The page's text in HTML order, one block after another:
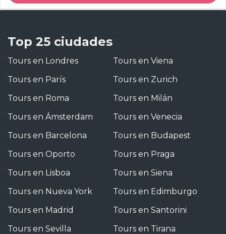
Top 25 ciudades
Tours en Londres
Tours en París
Tours en Roma
Tours en Ámsterdam
Tours en Barcelona
Tours en Oporto
Tours en Lisboa
Tours en Nueva York
Tours en Madrid
Tours en Sevilla
Tours en Viena
Tours en Zurich
Tours en Milán
Tours en Venecia
Tours en Budapest
Tours en Praga
Tours en Siena
Tours en Edimburgo
Tours en Santorini
Tours en Tirana